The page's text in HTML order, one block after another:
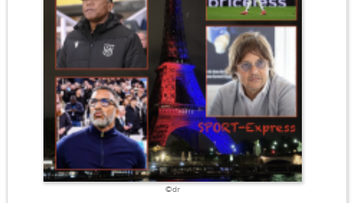
©dr